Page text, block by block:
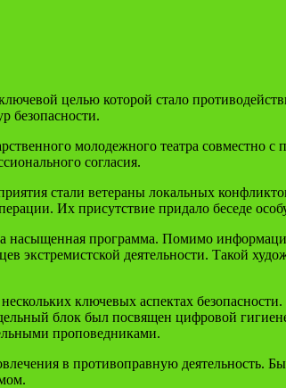
целью которой стало
безопасности.
молодежного театра совместно
согласия.
стали ветераны локальных
Их присутствие придало беседе
насыщенная программа. Помимо
экстремистской деятельности. Такой
ключевых аспектах
блок был посвящен цифровой
проповедниками.
в противоправную деятельность.